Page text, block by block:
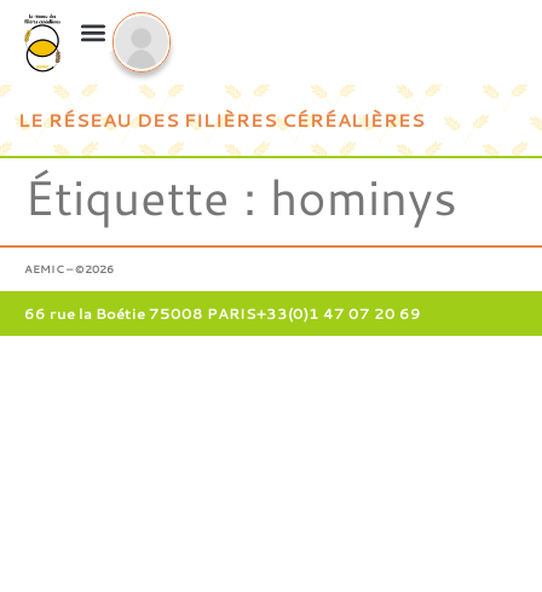
LE RÉSEAU DES FILIÈRES CÉRÉALIÈRES
Étiquette : hominys
AEMIC – ©2026
66 rue la Boétie 75008 PARIS+33(0)1 47 07 20 69